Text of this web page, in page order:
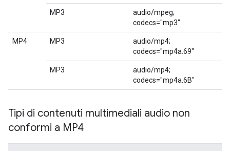
MP3
audio/mpeg;
codecs="mp3"
MP4 MP3
audio/mp4;
codecs="mp4a.69"
MP3
audio/mp4;
codecs="mp4a.6B"
Tipi di contenuti multimediali audio non
conformi a MP4